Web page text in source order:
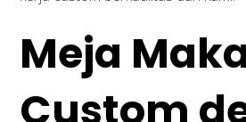
Meja
Custom